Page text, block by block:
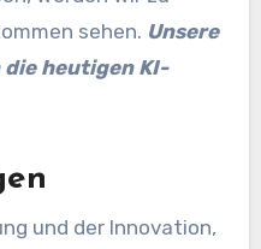
sehen. Unsere
die heutigen KI-
und der Innovation,